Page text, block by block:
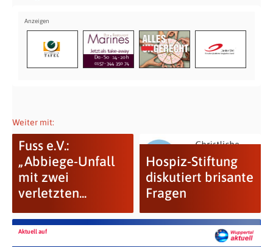
Weiter mit:
Fuss e.V.:
„Abbiege-Unfall
mit zwei
verletzten...
Hospiz-Stiftung
diskutiert brisante
Fragen
Aktuell auf